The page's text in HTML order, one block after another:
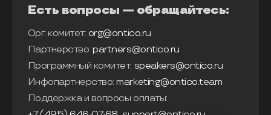
Есть вопросы — обращайтесь:
Орг. комитет: org@ontico.ru
Партнерство: partners@ontico.ru
Программный комитет: speakers@ontico.ru
Инфопартнерство: marketing@ontico.team
Поддержка и вопросы оплаты: